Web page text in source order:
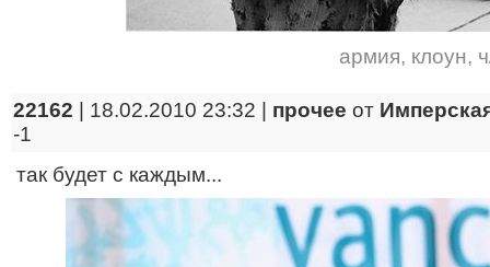
армия, клоун,
22162 | 18.02.2010 23:32 | прочее от
-1
так будет с каждым...